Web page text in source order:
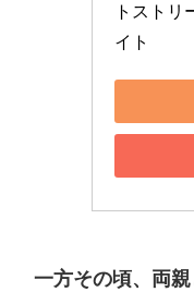
トストリ
イト
一方その頃、両